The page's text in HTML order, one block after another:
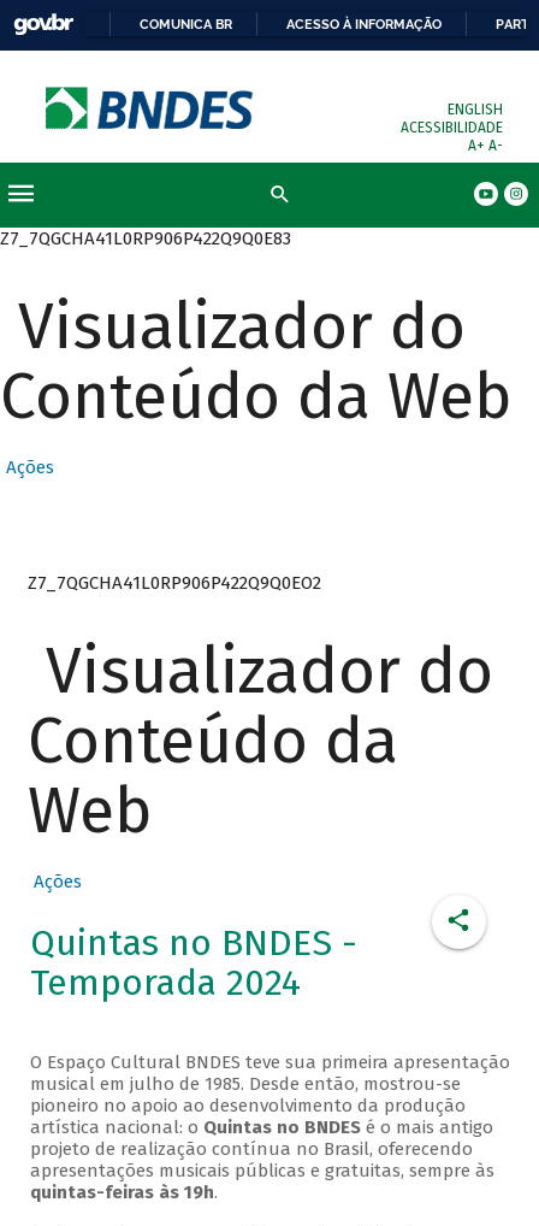
COMUNICA BR ACESSO À INFORMAÇÃO
ENGLISH
ACESSIBILIDADE
A+ A-
Z7_7QGCHA41L0RP906P422Q9Q0E83
Visualizador do
Conteúdo da Web
Ações
Z7_7QGCHA41L0RP906P422Q9Q0EO2
Visualizador do
Conteúdo da
Web
Ações
Quintas no BNDES -
Temporada 2024
O Espaço Cultural BNDES teve sua primeira apresentação
musical em julho de 1985. Desde então, mostrou-se
pioneiro no apoio ao desenvolvimento da produção
artística nacional: o Quintas no BNDESé o mais antigo
projeto de realização contínua no Brasil, oferecendo
apresentações musicais públicas e gratuitas, sempre às
quintas-feiras às 19h.